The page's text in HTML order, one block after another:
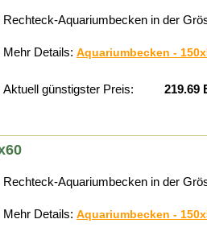
Rechteck-Aquariumbecken in der
Mehr Details: Aquariumbecken -
Aktuell günstigster Preis: 219.69
Rechteck-Aquariumbecken in der
Mehr Details: Aquariumbecken -